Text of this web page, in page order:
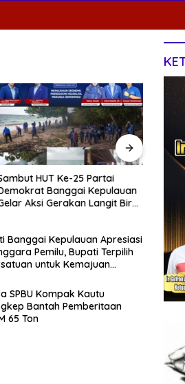
HUT Ke-25 Partai
Banggai Kepulauan
Aksi Gerakan Langit Biru
Banggai Kepulauan Apresiasi
Pemilu, Bupati Terpilih
untuk Kemajuan
SPBU Kompak Kautu
Bantah Pemberitaan
65 Ton